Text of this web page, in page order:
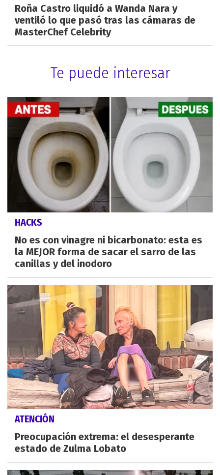
Roña Castro liquidó a Wanda Nara y
ventiló lo que pasó tras las cámaras de
MasterChef Celebrity
Te puede interesar
HACKS
No es con vinagre ni bicarbonato: esta es
la MEJOR forma de sacar el sarro de las
canillas y del inodoro
ATENCIÓN
Preocupación extrema: el desesperante
estado de Zulma Lobato